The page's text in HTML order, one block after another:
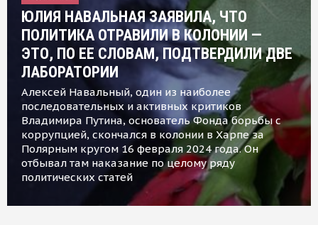
ЮЛИЯ НАВАЛЬНАЯ ЗАЯВИЛА, ЧТО
ПОЛИТИКА ОТРАВИЛИ В КОЛОНИИ —
ЭТО, ПО ЕЕ СЛОВАМ, ПОДТВЕРДИЛИ ДВЕ
ЛАБОРАТОРИИ
Алексей Навальный, один из наиболее
последовательных и активных критиков
Владимира Путина, основатель Фонда борьбы с
коррупцией, скончался в колонии в Харпе за
Полярным кругом 16 февраля 2024 года. Он
отбывал там наказание по целому ряду
политических статей